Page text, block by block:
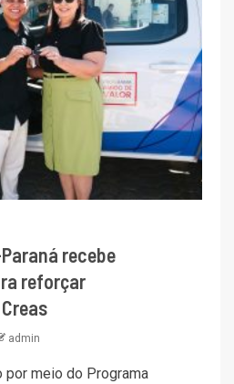
recebe
reforçar
admin
meio do Programa